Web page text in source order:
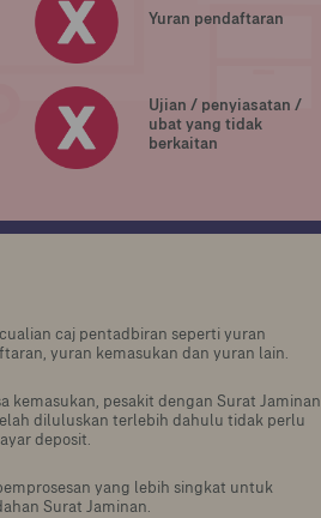
Yuran pendaftaran
Ujian / penyiasatan /
ubat yang tidak
berkaitan
caj pentadbiran seperti yuran
yuran kemasukan dan yuran lain.
kemasukan, pesakit dengan Surat Jaminan
diluluskan terlebih dahulu tidak perlu
deposit.
yang lebih singkat untuk
Surat Jaminan.